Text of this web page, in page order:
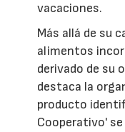
vacaciones.
Más allá de su
alimentos
derivado de su
destaca la
producto
Cooperativo'